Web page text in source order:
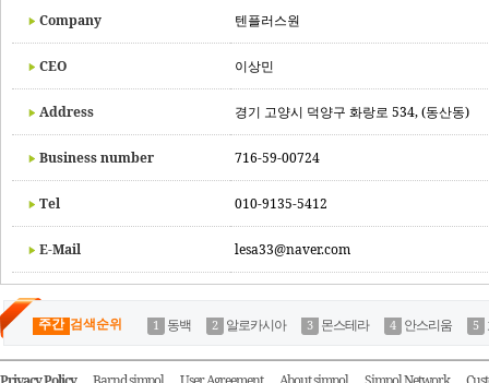
Company 텐플러스원
CEO 이상민
Address 경기 고양시 덕양구 화랑로 534, (동산동)
Business number 716-59-00724
Tel 010-9135-5412
E-Mail lesa33@naver.com
주간 검색순위 동백 알로카시아 몬스테라 안스리움